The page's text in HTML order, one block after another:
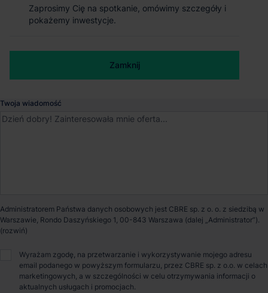
Grodzisk Mazowiecki , Mazowieckie
Opiekun nieruchomości
Patryk Romanowski
Dostępność
Zaprosimy Cię na spotkanie, omówimy szczegóły i
pokażemy inwestycje.
Zamknij
Twoja wiadomość
Administratorem Państwa danych osobowych jest CBRE sp. z o. o. z siedzibą w
Warszawie, Rondo Daszyńskiego 1, 00-843 Warszawa (dalej „Administrator”).
Wyrażam zgodę, na przetwarzanie i wykorzystywanie mojego adresu
email podanego w powyższym formularzu, przez CBRE sp. z o.o. w celach
marketingowych, a w szczególności w celu otrzymywania informacji o
aktualnych usługach i promocjach.
Zaprosimy Cię na spotkanie, omówimy szczegóły i
pokażemy inwestycje.
Zamknij